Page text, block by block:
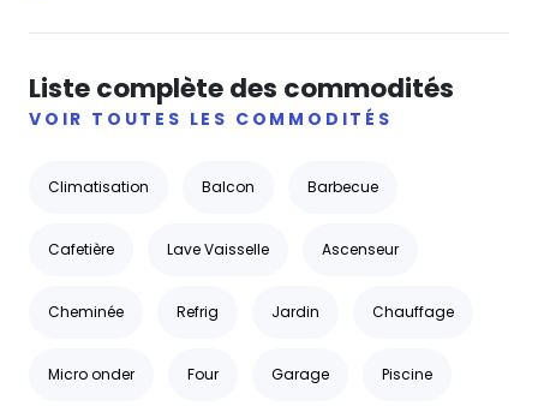
Liste complète des commodités
VOIR TOUTES LES COMMODITÉS
Climatisation Balcon Barbecue
Cafetière Lave Vaisselle Ascenseur
Cheminée Refrig Jardin Chauffage
Micro onder Four Garage Piscine